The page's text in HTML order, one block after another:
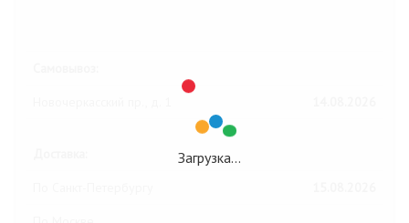
Загрузка…